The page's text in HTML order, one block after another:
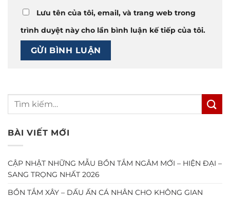
Lưu tên của tôi, email, và trang web trong
trình duyệt này cho lần bình luận kế tiếp của tôi.
BÀI VIẾT MỚI
CẬP NHẬT NHỮNG MẪU BỒN TẮM NGÂM MỚI – HIỆN ĐẠI –
SANG TRỌNG NHẤT 2026
BỒN TẮM XÂY – DẤU ẤN CÁ NHÂN CHO KHÔNG GIAN